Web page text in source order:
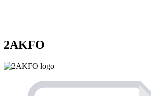
2AKFO